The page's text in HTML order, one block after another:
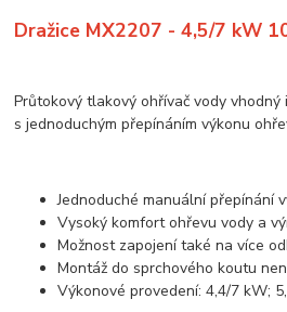
Dražice MX2207 - 4,5/7 kW
Průtokový tlakový ohřívač vody
s jednoduchým přepínáním výkonu
Jednoduché manuální přepínání
Vysoký komfort ohřevu vody a
Možnost zapojení také na více
Montáž do sprchového koutu
Výkonové provedení: 4,4/7 kW;